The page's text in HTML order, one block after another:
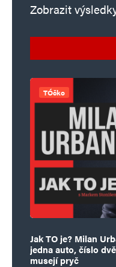
Zobrazit
TÓčko
Jak TO je? Milan
jedna auto, číslo
musejí pryč